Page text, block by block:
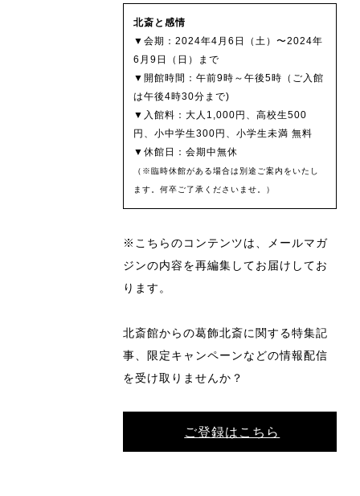
北斎と感情
▼会期：2024年4月6日（土）〜2024年
6月9日（日）まで
▼開館時間：午前9時～午後5時（ご入館
は午後4時30分まで)
▼入館料：大人1,000円、高校生500
円、小中学生300円、小学生未満 無料
▼休館日：会期中無休
（※臨時休館がある場合は別途ご案内をいたし
ます。何卒ご了承くださいませ。）
※こちらのコンテンツは、メールマガ
ジンの内容を再編集してお届けしてお
ります。
北斎館からの葛飾北斎に関する特集記
事、限定キャンペーンなどの情報配信
を受け取りませんか？
ご登録はこちら